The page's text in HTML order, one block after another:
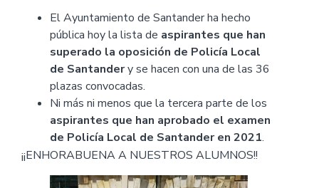
El Ayuntamiento de Santander ha hecho
pública hoy la lista de aspirantes que han
superado la oposición de Policía Local
de Santandery se hacen con una de las 36
plazas convocadas.
Ni más ni menos que la tercera parte de los
aspirantes que han aprobado el examen
de Policía Local de Santander en 2021.
¡¡ENHORABUENA A NUESTROS ALUMNOS!!